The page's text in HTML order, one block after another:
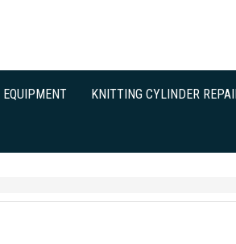
EQUIPMENT KNITTING CYLINDER